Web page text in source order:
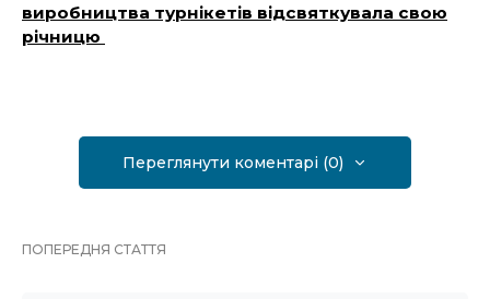
виробництва турнікетів відсвяткувала свою
річницю
Переглянути коментарі (0)
ПОПЕРЕДНЯ СТАТТЯ